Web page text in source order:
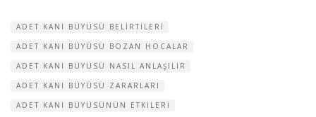
ADET KANI BÜYÜSÜ BELIRTILERI
ADET KANI BÜYÜSÜ BOZAN HOCALAR
ADET KANI BÜYÜSÜ NASIL ANLAŞILIR
ADET KANI BÜYÜSÜ ZARARLARI
ADET KANI BÜYÜSÜNÜN ETKILERI